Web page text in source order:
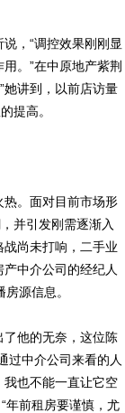
，“调控效果刚刚显
。”在中原地产紫荆
她讲到，以前店访量
提高。
。面对目前市场形
并引发刚需逐渐入
尚未打响，二手业
中介公司的经纪人
源信息。
他的无奈，这位陈
过中介公司来看的人
也不能一直让它空
年前租房要谨慎，尤